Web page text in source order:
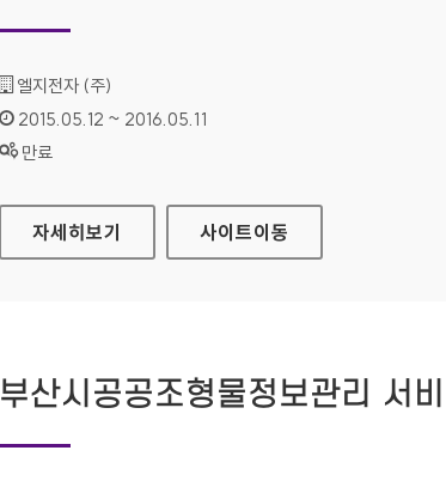
기관명 :
엘지전자 (주)
인증기간 :
2015.05.12 ~ 2016.05.11
상태 :
만료
SOCIAL LG전자 블로그
자세히보기 사이트이동
부산시공공조형물정보관리 서